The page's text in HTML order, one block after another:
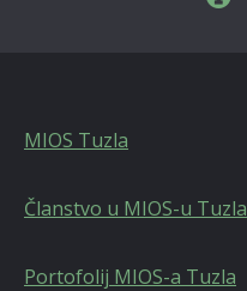
MIOS Tuzla
Članstvo u MIOS-u Tuzla
Portofolij MIOS-a Tuzla